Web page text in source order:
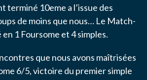
terminé 10eme a l’issue des
de moins que nous… Le Match-
en 1 Foursome et 4 simples.
que nous avons maîtrisées
6/5, victoire du premier simple